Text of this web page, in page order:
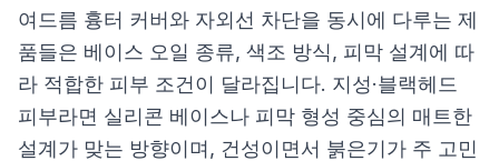
여드름 흉터 커버와 자외선 차단을 동시에 다루는 제
품들은 베이스 오일 종류, 색조 방식, 피막 설계에 따
라 적합한 피부 조건이 달라집니다. 지성·블랙헤드
피부라면 실리콘 베이스나 피막 형성 중심의 매트한
설계가 맞는 방향이며, 건성이면서 붉은기가 주 고민